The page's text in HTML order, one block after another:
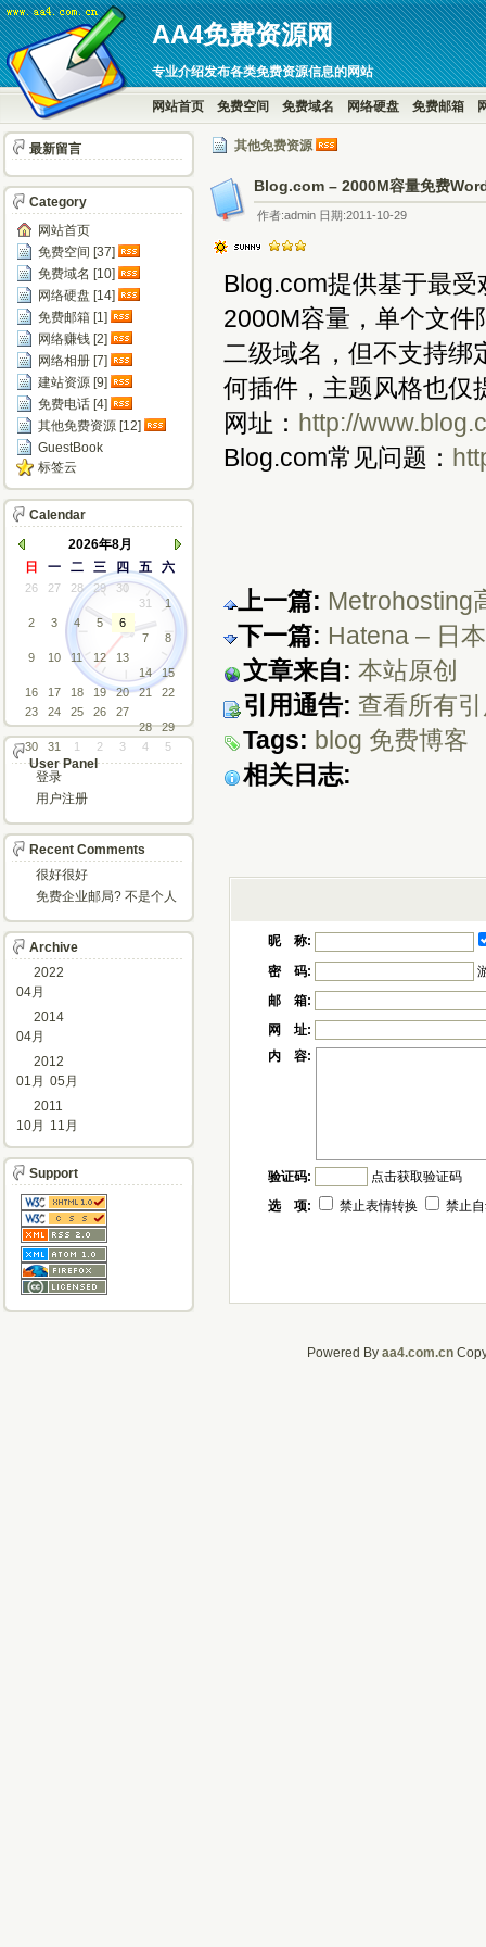
AA4免费资源网
专业介绍发布各类免费资源信息的网站
网站首页 免费空间 免费域名 网络硬盘 免费邮箱
其他免费资源
Blog.com – 2000M容量免费
作者:admin 日期:2011-10-29
Blog.com提供基于最
2000M容量，单个文
二级域名，但不支持绑
何插件，主题风格也仅
网址： http://
Blog.com常见问题：
上一篇: Metrohosting
下一篇: Hatena – 日
文章来自: 本站原创
引用通告: 查看所有
Tags: blog 免费博客
相关日志:
昵 称:
密 码:
邮 箱:
网 址:
内 容:
验证码:
点击获取验证码
选 项:
禁止表情转换 禁止
最新留言
Category
网站首页
免费空间 [37]
免费域名 [10]
网络硬盘 [14]
免费邮箱 [1]
网络赚钱 [2]
网络相册 [7]
建站资源 [9]
免费电话 [4]
其他免费资源 [12]
GuestBook
标签云
Calendar
2026年8月
日
一 二 三 四 五 六
26 27 28 29
30
31
1
2
3 4 5
6
7
8
9
10 11 12
13
14
15
16
17 18 19 20 21
22
23
24 25 26
27
28
29
30
31 1 2 3 4 5
User Panel
登录
用户注册
Recent Comments
很好很好
免费企业邮局? 不是个人
Archive
2022
04月
2014
04月
2012
01月 05月
2011
10月
11月
Support
Powered By aa4.com.cn